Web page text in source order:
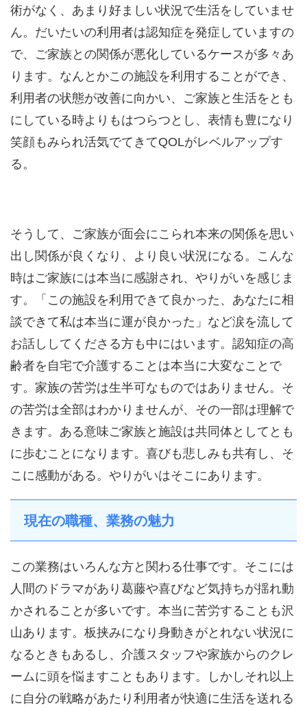
術がなく、あまり好ましい状況で生活をしていませ
ん。だいたいの利用者は認知症を発症していますの
で、ご家族との関係が悪化しているケースが多々あ
ります。なんとかこの施設を利用することができ、
利用者の状態が改善に向かい、ご家族と生活をとも
にしている時よりもはつらつとし、表情も豊になり
笑顔もみられ活気でてきてQOLがレベルアップす
る。
そうして、ご家族が面会にこられ本来の関係を思い
出し関係が良くなり、より良い状況になる。こんな
時はご家族には本当に感謝され、やりがいを感じま
す。「この施設を利用できて良かった、あなたに相
談できて私は本当に運が良かった」など涙を流して
お話ししてくださる方も中にはいます。認知症の高
齢者を自宅で介護することは本当に大変なことで
す。家族の苦労は生半可なものではありません。そ
の苦労は全部はわかりませんが、その一部は理解で
きます。ある意味ご家族と施設は共同体としてとも
に歩むことになります。喜びも悲しみも共有し、そ
こに感動がある。やりがいはそこにあります。
現在の職種、業務の魅力
この業務はいろんな方と関わる仕事です。そこには
人間のドラマがあり葛藤や喜びなど気持ちが揺れ動
かされることが多いです。本当に苦労することも沢
山あります。板挟みになり身動きがとれない状況に
なるときもあるし、介護スタッフや家族からのクレ
ームに頭を悩ますこともあります。しかしそれ以上
に自分の戦略があたり利用者が快適に生活を送れる